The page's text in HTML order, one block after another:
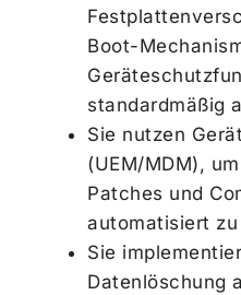
Boot-
standardmäßig
Sie nutzen
(UEM/MDM),
Patches und
automatisiert
Sie
Datenlöschung